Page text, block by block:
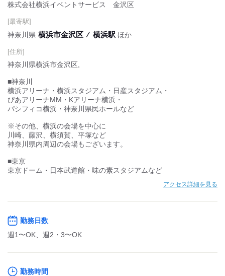
株式会社横浜イベントサービス 金沢区
[最寄駅]
神奈川県 横浜市金沢区 ⁄ 横浜駅 ほか
[住所]
神奈川県横浜市金沢区,
■神奈川
横浜アリーナ・横浜スタジアム・日産スタジアム・
ぴあアリーナMM・Kアリーナ横浜・
パシフィコ横浜・神奈川県民ホールなど
※その他、横浜の会場を中心に
川崎、藤沢、横須賀、平塚など
神奈川県内周辺の会場もございます。
■東京
東京ドーム・日本武道館・味の素スタジアムなど
もっと見る
週1〜OK、週2・3〜OK
シフト相談 週1〜OK
16時前退社OK
17時前退社OK